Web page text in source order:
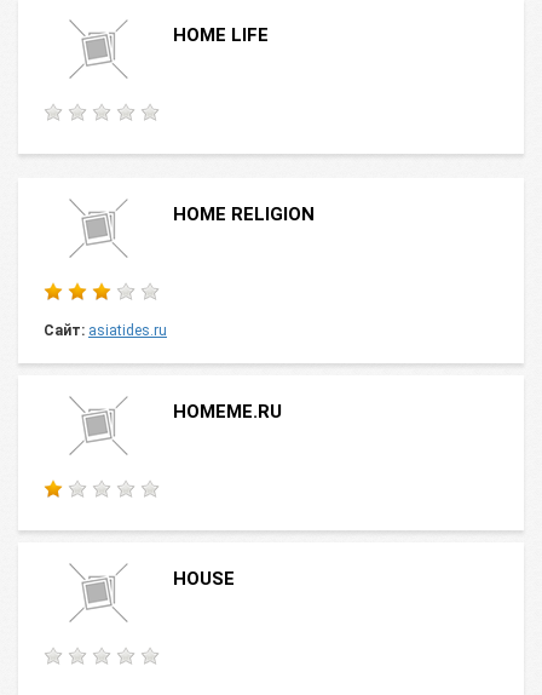
HOME LIFE
HOME RELIGION
Сайт: asiatides.ru
HOMEME.RU
HOUSE